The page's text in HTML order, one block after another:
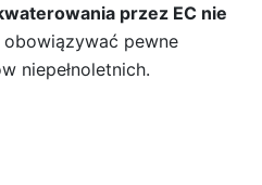
przez EC nie
obowiązywać pewne
niepełnoletnich.